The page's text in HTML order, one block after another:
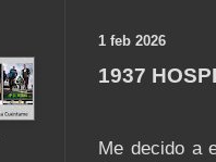
1 feb 2026
1937
Me decido a